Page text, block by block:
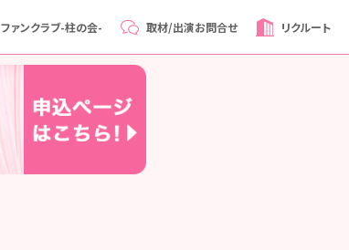
ファンクラブ-柱の会- 取材/出演お問合せ リクルート